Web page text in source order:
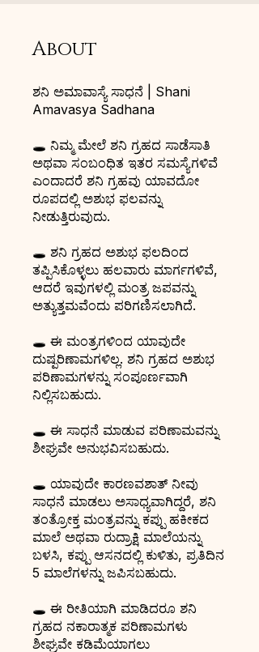
About
ಶನಿ ಅಮಾವಾಸ್ಯೆ ಸಾಧನೆ | Shani
Amavasya Sadhana
🕳️ ನಿಮ್ಮ ಮೇಲೆ ಶನಿ ಗ್ರಹದ ಸಾಡೆಸಾತಿ
ಅಥವಾ ಸಂಬಂಧಿತ ಇತರ ಸಮಸ್ಯೆಗಳಿವೆ
ಎಂದಾದರೆ ಶನಿ ಗ್ರಹವು ಯಾವದೋ
ರೂಪದಲ್ಲಿ ಅಶುಭ ಫಲವನ್ನು
ನೀಡುತ್ತಿರುವುದು.
🕳️ ಶನಿ ಗ್ರಹದ ಅಶುಭ ಫಲದಿಂದ
ತಪ್ಪಿಸಿಕೊಳ್ಳಲು ಹಲವಾರು ಮಾರ್ಗಗಳಿವೆ,
ಆದರೆ ಇವುಗಳಲ್ಲಿ ಮಂತ್ರ ಜಪವನ್ನು
ಅತ್ಯುತ್ತಮವೆಂದು ಪರಿಗಣಿಸಲಾಗಿದೆ.
🕳️ ಈ ಮಂತ್ರಗಳಿಂದ ಯಾವುದೇ
ದುಷ್ಪರಿಣಾಮಗಳಿಲ್ಲ. ಶನಿ ಗ್ರಹದ ಅಶುಭ
ಪರಿಣಾಮಗಳನ್ನು ಸಂಪೂರ್ಣವಾಗಿ
ನಿಲ್ಲಿಸಬಹುದು.
🕳️ ಈ ಸಾಧನೆ ಮಾಡುವ ಪರಿಣಾಮವನ್ನು
ಶೀಘ್ರವೇ ಅನುಭವಿಸಬಹುದು.
🕳️ ಯಾವುದೇ ಕಾರಣವಶಾತ್ ನೀವು
ಸಾಧನೆ ಮಾಡಲು ಅಸಾಧ್ಯವಾಗಿದ್ದರೆ, ಶನಿ
ತಂತ್ರೋಕ್ತ ಮಂತ್ರವನ್ನು ಕಪ್ಪು ಹಕೀಕದ
ಮಾಲೆ ಅಥವಾ ರುದ್ರಾಕ್ಷಿ ಮಾಲೆಯನ್ನು
ಬಳಸಿ, ಕಪ್ಪು ಆಸನದಲ್ಲಿ ಕುಳಿತು, ಪ್ರತಿದಿನ
5 ಮಾಲೆಗಳನ್ನು ಜಪಿಸಬಹುದು.
🕳️ ಈ ರೀತಿಯಾಗಿ ಮಾಡಿದರೂ ಶನಿ
ಗ್ರಹದ ನಕಾರಾತ್ಮಕ ಪರಿಣಾಮಗಳು
ಶೀಘ್ರವೇ ಕಡಿಮೆಯಾಗಲು